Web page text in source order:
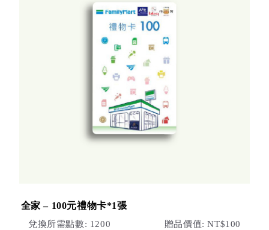
全家 – 100元禮物卡*1張
兌換所需點數: 1200 贈品價值: NT$100